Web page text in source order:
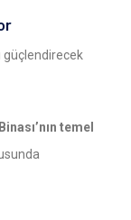
güçlendirecek
temel